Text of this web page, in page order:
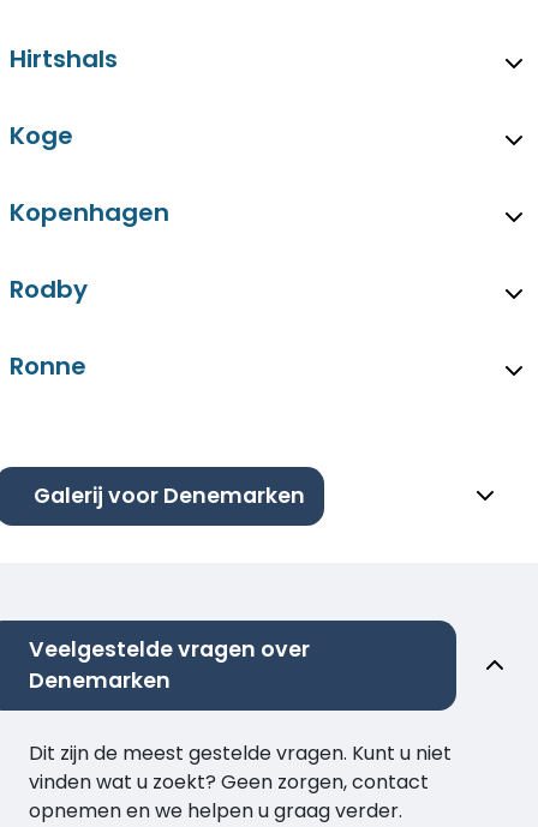
Hirtshals
Koge
Kopenhagen
Rodby
Ronne
Galerij voor Denemarken
Veelgestelde vragen over
Denemarken
Dit zijn de meest gestelde vragen. Kunt u niet
vinden wat u zoekt? Geen zorgen, contact
opnemen en we helpen u graag verder.